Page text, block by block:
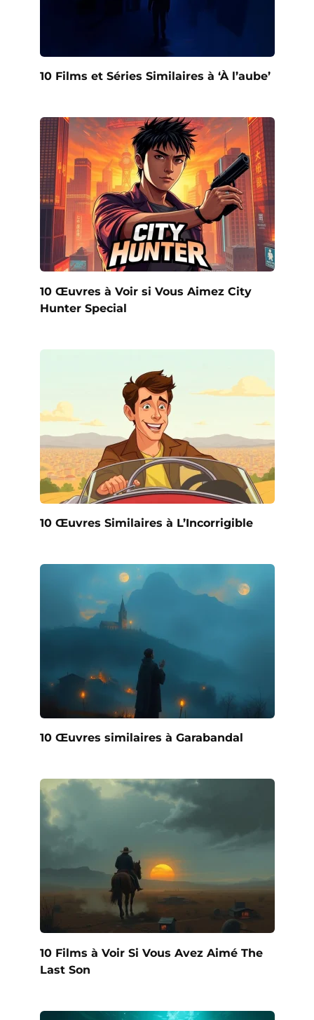
10 Films et Séries Similaires à ‘À l’aube’
10 Œuvres à Voir si Vous Aimez City
Hunter Special
10 Œuvres Similaires à L’Incorrigible
10 Œuvres similaires à Garabandal
10 Films à Voir Si Vous Avez Aimé The
Last Son